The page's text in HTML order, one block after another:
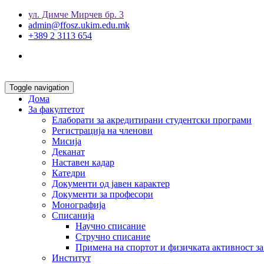
ул. Димче Мирчев бр. 3
admin@ffosz.ukim.edu.mk
+389 2 3113 654
Toggle navigation
Дома
За факултетот
Елаборати за акредитирани студентски програми
Регистрација на членови
Мисија
Деканат
Наставен кадар
Катедри
Документи од јавен карактер
Документи за професори
Монографија
Списанија
Научно списание
Стручно списание
Примена на спортот и физичката активност за
Институт